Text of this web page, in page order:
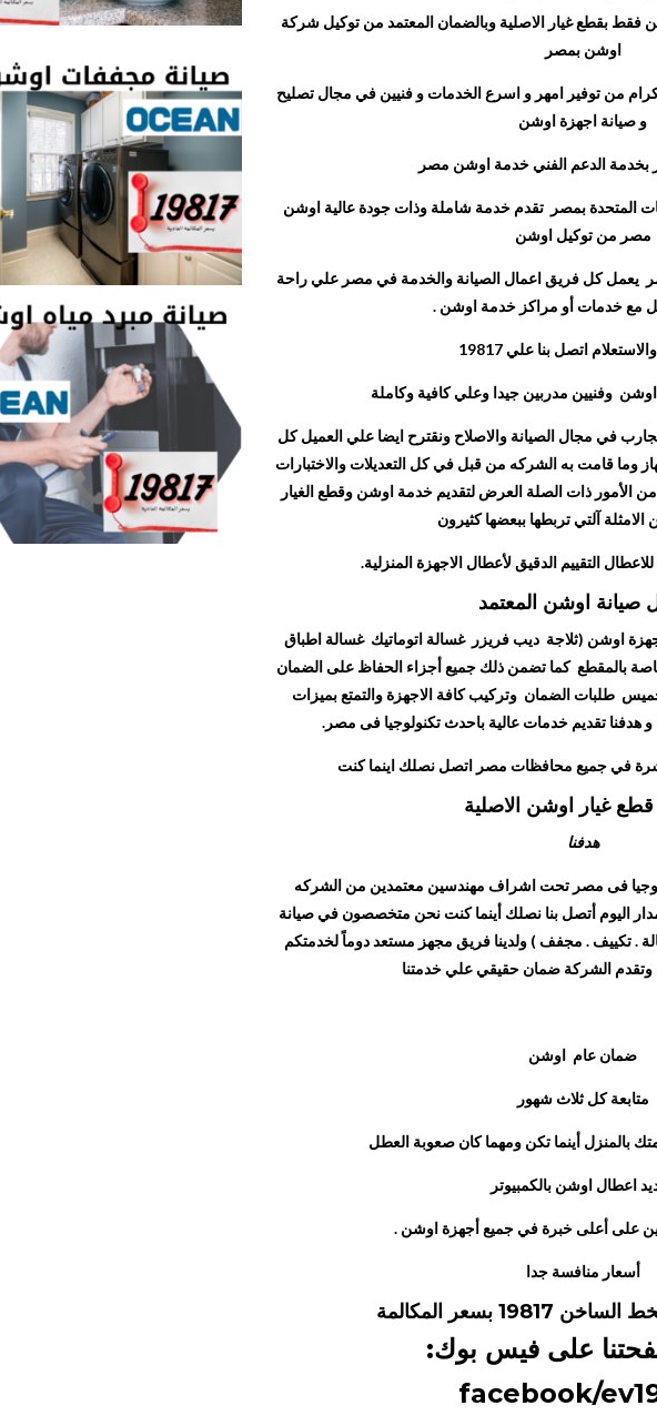
بقطع غيار الاصلية وبالضمان المعتمد من توكيل شركة
اوشن بمصر
من توفير امهر و اسرع الخدمات و فنيين في مجال تصليح
و صيانة اجهزة اوشن
بخدمة الدعم الفني خدمة اوشن مصر
المتحدة بمصر تقدم خدمة شاملة وذات جودة عالية اوشن
مصر من توكيل اوشن
كل فريق اعمال الصيانة والخدمة في مصر علي راحة
مع خدمات أو مراكز خدمة اوشن .
اتصل بنا علي 19817
وفنيين مدربين جيدا وعلي كافية وكاملة
في مجال الصيانة والاصلاح ونقترح ايضا علي العميل كل
وما قامت به الشركه من قبل في كل التعديلات والاختبارات
من الأمور ذات الصلة العرض لتقديم خدمة اوشن وقطع الغيار
آلتي تربطها ببعضها كثيرون
التقييم الدقيق لأعطال الاجهزة المنزلية.
صيانة اوشن المعتمد
اوشن (ثلاجة ديب فريزر غسالة اتوماتيك غسالة اطباق
بالمقطع كما تضمن ذلك جميع أجزاء الحفاظ على الضمان
طلبات الضمان وتركيب كافة الاجهزة والتمتع بميزات
هدفنا تقديم خدمات عالية باحدث تكنولوجيا فى مصر.
في جميع محافظات مصر اتصل نصلك اينما كنت
قطع غيار اوشن الاصلية
هدفنا
فى مصر تحت اشراف مهندسين معتمدين من الشركه
اليوم أتصل بنا نصلك أينما كنت نحن متخصصون في صيانة
. تكييف . مجفف ) ولدينا فريق مجهز مستعد دوماً لخدمتكم
وتقدم الشركة ضمان حقيقي علي خدمتنا
ضمان عام اوشن
متابعة كل ثلاث شهور
بالمنزل أينما تكن ومهما كان صعوبة العطل
اعطال اوشن بالكمبيوتر
على أعلى خبرة في جميع أجهزة اوشن .
أسعار منافسة جدا
الساخن 19817 بسعر المكالمة
على فيس بوك:
facebook/